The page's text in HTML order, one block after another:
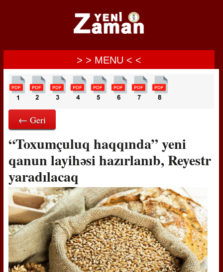
> > MENU < <
← Geri
“Toxumçuluq haqqında” yeni
qanun layihəsi hazırlanıb, Reyestr
yaradılacaq